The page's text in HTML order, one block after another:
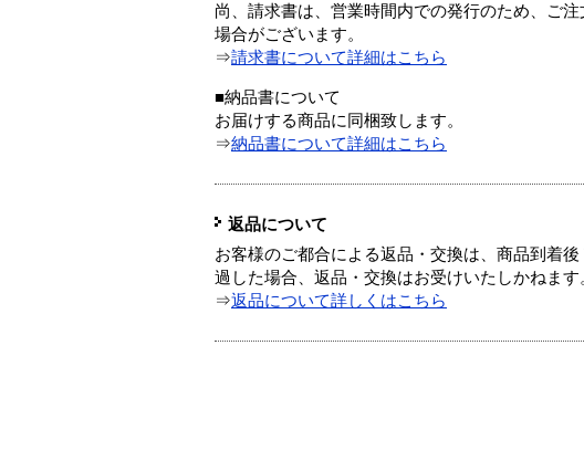
尚、請求書は、営業時間内での発行のため、ご
場合がございます。
⇒請求書について詳細はこちら
■納品書について
お届けする商品に同梱致します。
⇒納品書について詳細はこちら
返品について
お客様のご都合による返品・交換は、商品到着
過した場合、返品・交換はお受けいたしかねます
⇒返品について詳しくはこちら